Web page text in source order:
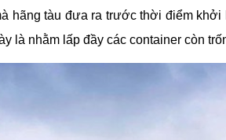
hãng tàu đưa ra trước thời điểm
là nhằm lấp đầy các container còn